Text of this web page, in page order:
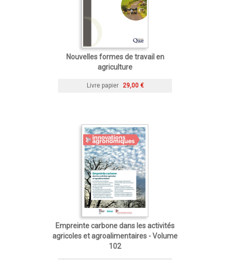
Nouvelles formes de travail en
agriculture
Livre papier 29,00 €
Empreinte carbone dans les activités
agricoles et agroalimentaires - Volume
102